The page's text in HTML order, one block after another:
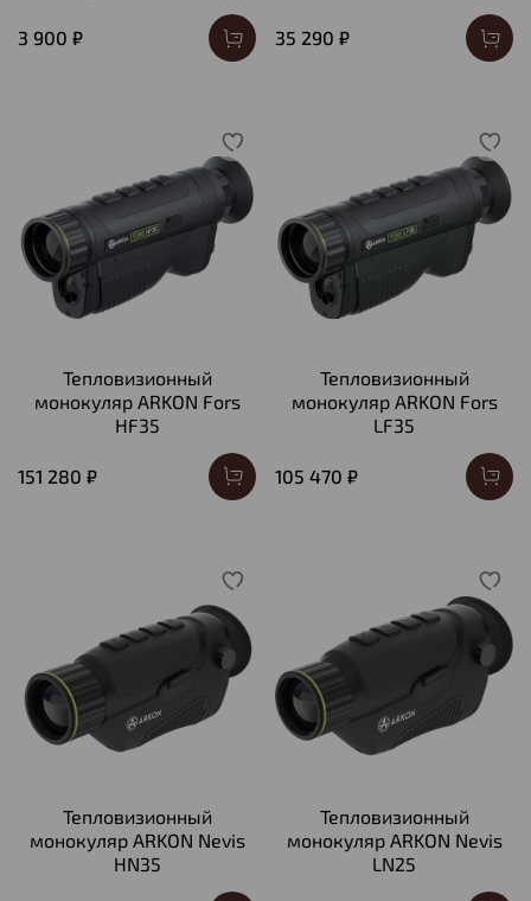
3 900 ₽ 35 290 ₽
Тепловизионный
монокуляр ARKON Fors
HF35
151 280 ₽
Тепловизионный
монокуляр ARKON Fors
LF35
105 470 ₽
Тепловизионный
монокуляр ARKON Nevis
HN35
Тепловизионный
монокуляр ARKON Nevis
LN25